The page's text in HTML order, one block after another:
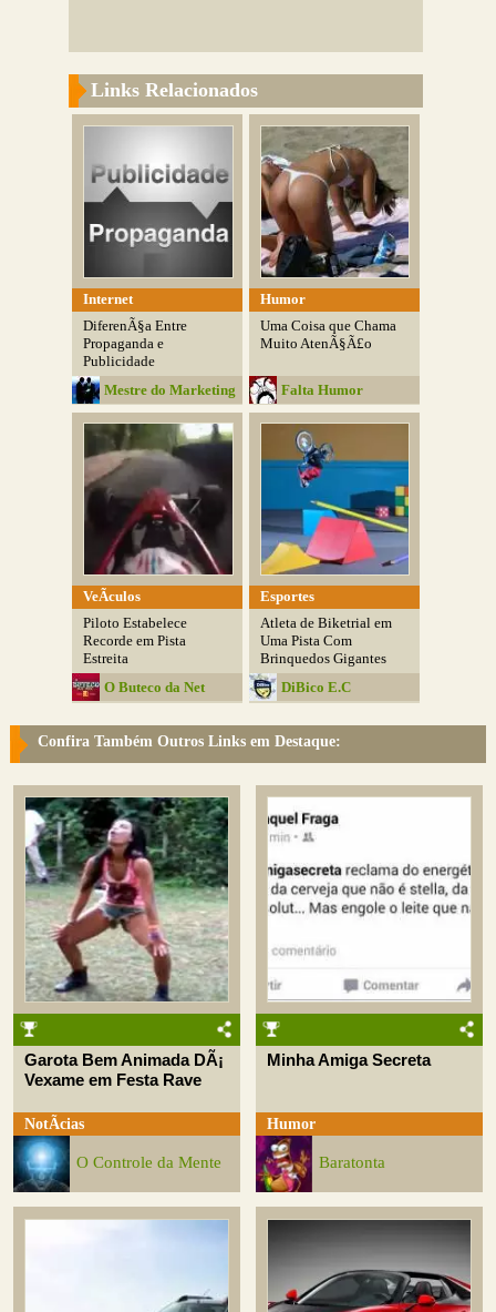
Links Relacionados
Internet
DiferenÃ§a Entre
Propaganda e
Publicidade
Mestre do Marketing
Humor
Uma Coisa que Chama
Muito AtenÃ§Ã£o
Falta Humor
VeÃ­culos
Piloto Estabelece
Recorde em Pista
Estreita
O Buteco da Net
Esportes
Atleta de Biketrial em
Uma Pista Com
Brinquedos Gigantes
DiBico E.C
Confira Também Outros Links em Destaque:
Garota Bem Animada DÃ¡
Vexame em Festa Rave
NotÃ­cias
O Controle da Mente
Minha Amiga Secreta
Humor
Baratonta